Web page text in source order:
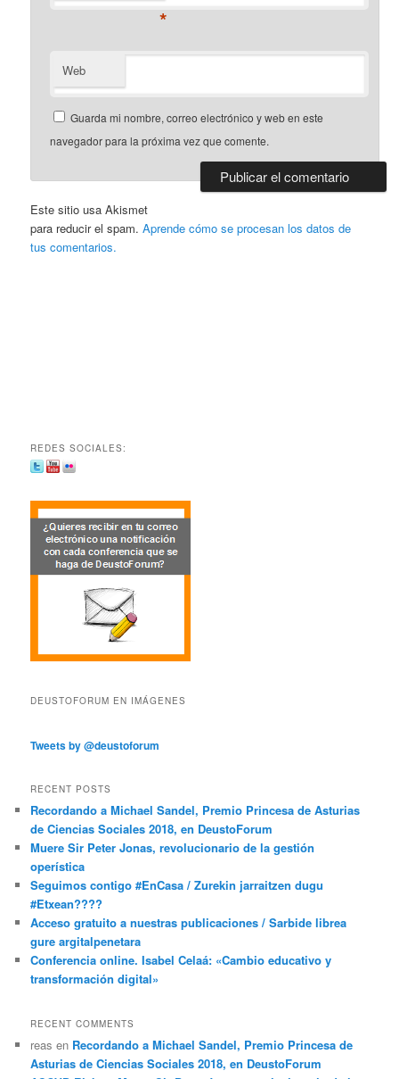
*
Web
Guarda mi nombre, correo electrónico y web en este
navegador para la próxima vez que comente.
Este sitio usa Akismet
para reducir el spam.Aprende cómo se procesan los datos de
tus comentarios.
REDES SOCIALES:
DEUSTOFORUM EN IMÁGENES
Tweets by @deustoforum
RECENT POSTS
Recordando a Michael Sandel, Premio Princesa de Asturias
de Ciencias Sociales 2018, en DeustoForum
Muere Sir Peter Jonas, revolucionario de la gestión
operística
Seguimos contigo #EnCasa / Zurekin jarraitzen dugu
#Etxean????
Acceso gratuito a nuestras publicaciones / Sarbide librea
gure argitalpenetara
Conferencia online. Isabel Celaá: «Cambio educativo y
transformación digital»
RECENT COMMENTS
reas en Recordando a Michael Sandel, Premio Princesa de
Asturias de Ciencias Sociales 2018, en DeustoForum